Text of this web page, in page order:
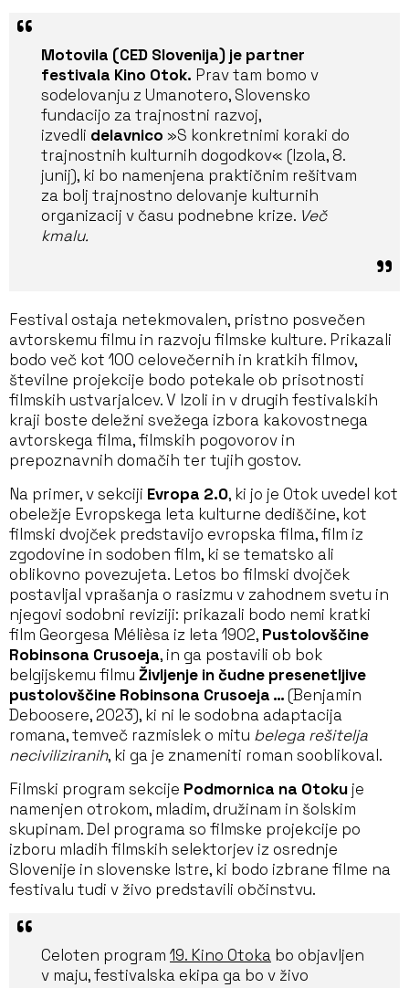
Motovila (CED Slovenija) je partner
festivala Kino Otok. Prav tam bomo v
sodelovanju z Umanotero, Slovensko
fundacijo za trajnostni razvoj,
izvedli delavnico »S konkretnimi koraki do
trajnostnih kulturnih dogodkov« (Izola, 8.
junij), ki bo namenjena praktičnim rešitvam
za bolj trajnostno delovanje kulturnih
organizacij v času podnebne krize. Več
kmalu.
Festival ostaja netekmovalen, pristno posvečen
avtorskemu filmu in razvoju filmske kulture. Prikazali
bodo več kot 100 celovečernih in kratkih filmov,
številne projekcije bodo potekale ob prisotnosti
filmskih ustvarjalcev. V Izoli in v drugih festivalskih
kraji boste deležni svežega izbora kakovostnega
avtorskega filma, filmskih pogovorov in
prepoznavnih domačih ter tujih gostov.
Na primer, v sekciji Evropa 2.0, ki jo je Otok uvedel kot
obeležje Evropskega leta kulturne dediščine, kot
filmski dvojček predstavijo evropska filma, film iz
zgodovine in sodoben film, ki se tematsko ali
oblikovno povezujeta. Letos bo filmski dvojček
postavljal vprašanja o rasizmu v zahodnem svetu in
njegovi sodobni reviziji: prikazali bodo nemi kratki
film Georgesa Mélièsa iz leta 1902, Pustolovščine
Robinsona Crusoeja, in ga postavili ob bok
belgijskemu filmu Življenje in čudne presenetljive
pustolovščine Robinsona Crusoeja …(Benjamin
Deboosere, 2023), ki ni le sodobna adaptacija
romana, temveč razmislek o mitu belega rešitelja
neciviliziranih, ki ga je znameniti roman sooblikoval.
Filmski program sekcije Podmornica na Otoku je
namenjen otrokom, mladim, družinam in šolskim
skupinam. Del programa so filmske projekcije po
izboru mladih filmskih selektorjev iz osrednje
Slovenije in slovenske Istre, ki bodo izbrane filme na
festivalu tudi v živo predstavili občinstvu.
Celoten program 19. Kino Otoka bo objavljen
v maju, festivalska ekipa ga bo v živo